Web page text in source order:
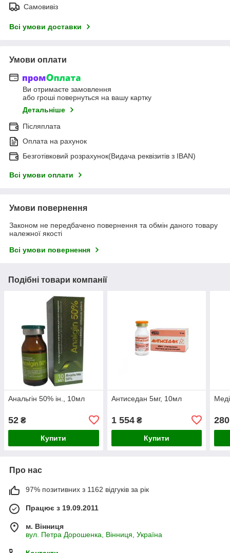
Самовивіз
Всі умови доставки
Умови оплати
Ви отримаєте замовлення
або гроші повернуться на вашу картку
Детальніше
Післяплата
Оплата на рахунок
Безготівковий розрахунок(Видача реквізитів з IBAN)
Всі умови оплати
Умови повернення
Законом не передбачено повернення та обмін даного товару
належної якості
Всі умови повернення
Подібні товари компанії
Анальгін 50% ін., 10мл
52 ₴
Купити
Антиседан 5мг, 10мл
1 554₴
Купити
280
Про нас
97% позитивних з 1162 відгуків за рік
Працює з 19.09.2011
м. Вінниця
вул. Петра Дорошенка, Вінниця, Україна